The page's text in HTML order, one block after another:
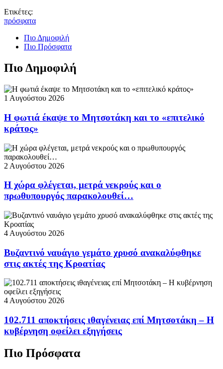
Ετικέτες:
πρόσφατα
Πιο Δημοφιλή
Πιο Πρόσφατα
Πιο Δημοφιλή
1 Αυγούστου 2026
Η φωτιά έκαψε το Μητσοτάκη και το «επιτελικό
κράτος»
2 Αυγούστου 2026
Η χώρα φλέγεται, μετρά νεκρούς και ο
πρωθυπουργός παρακολουθεί…
4 Αυγούστου 2026
Βυζαντινό ναυάγιο γεμάτο χρυσό ανακαλύφθηκε
στις ακτές της Κροατίας
4 Αυγούστου 2026
102.711 αποκτήσεις ιθαγένειας επί Μητσοτάκη – Η
κυβέρνηση οφείλει εξηγήσεις
Πιο Πρόσφατα